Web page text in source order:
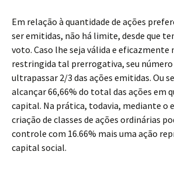
Em relação à quantidade de ações
ser emitidas, não há limite, desde que
voto. Caso lhe seja válida e eficazmente
restringida tal prerrogativa, seu número
ultrapassar 2/3 das ações emitidas. Ou
alcançar 66,66% do total das ações em
capital. Na prática, todavia, mediante o
criação de classes de ações ordinárias
controle com 16.66% mais uma ação
capital social.